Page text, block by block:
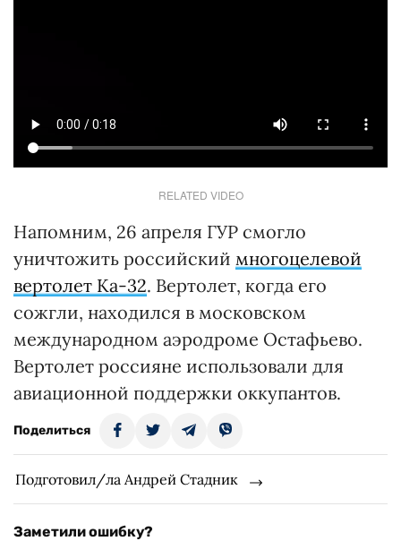
RELATED VIDEO
Напомним, 26 апреля ГУР смогло
уничтожить российский многоцелевой
вертолет Ка-32. Вертолет, когда его
сожгли, находился в московском
международном аэродроме Остафьево.
Вертолет россияне использовали для
авиационной поддержки оккупантов.
Поделиться
Подготовил/ла Андрей Стадник
Заметили ошибку?